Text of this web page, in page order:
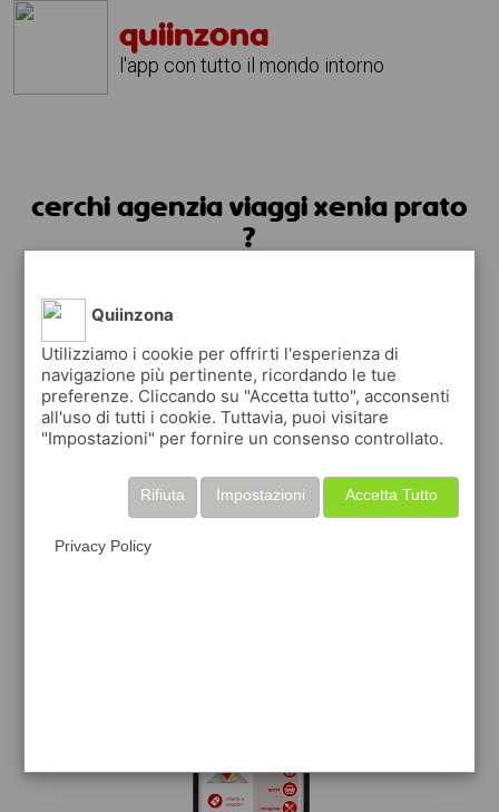
quiinzona
l'app con tutto il mondo intorno
cerchi agenzia viaggi xenia prato
?
Quiinzona
Utilizziamo i cookie per offrirti l'esperienza di
navigazione più pertinente, ricordando le tue
preferenze. Cliccando su "Accetta tutto", acconsenti
all'uso di tutti i cookie. Tuttavia, puoi visitare
"Impostazioni" per fornire un consenso controllato.
Accetta Tutto
Impostazioni
Rifiuta
Privacy Policy